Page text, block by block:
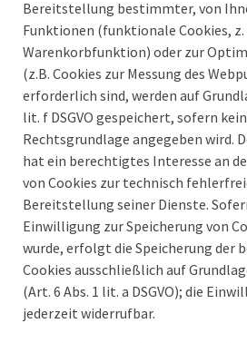
Bereitstellung bestimmter, von
Funktionen (funktionale Cookies, z.
Warenkorbfunktion) oder zur
(z.B. Cookies zur Messung des
erforderlich sind, werden auf
lit. f DSGVO gespeichert, sofern
Rechtsgrundlage angegeben wird.
hat ein berechtigtes Interesse an
von Cookies zur technisch
Bereitstellung seiner Dienste.
Einwilligung zur Speicherung von
wurde, erfolgt die Speicherung der
Cookies ausschließlich auf
(Art. 6 Abs. 1 lit. a DSGVO); die
jederzeit widerrufbar.